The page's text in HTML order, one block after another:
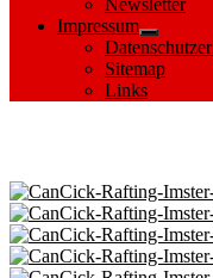
sub
menu
Newsletter
Impressum
Show
sub
menu
Sitemap
Links